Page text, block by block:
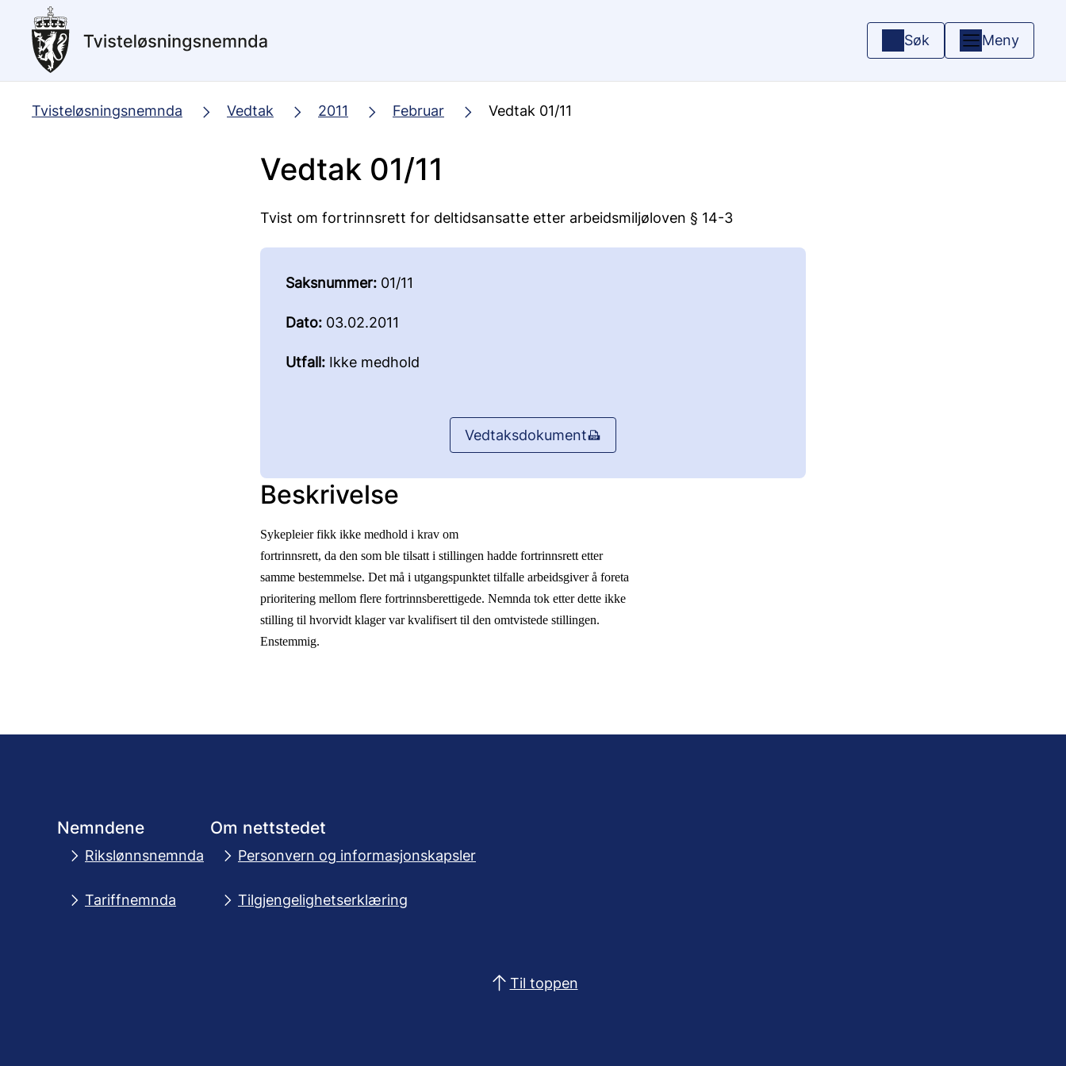
hovedinnhold
Søk Meny
Tvisteløsningsnemnda Vedtak 2011 Februar Vedtak 01/11
Vedtak 01/11
Tvist om fortrinnsrett for deltidsansatte etter arbeidsmiljøloven § 14-3
Saksnummer: 01/11
Dato: 03.02.2011
Utfall: Ikke medhold
Vedtaksdokument
Beskrivelse
Sykepleier fikk ikke medhold i krav om
fortrinnsrett, da den som ble tilsatt i stillingen hadde fortrinnsrett etter
samme bestemmelse. Det må i utgangspunktet tilfalle arbeidsgiver å foreta
prioritering mellom flere fortrinnsberettigede. Nemnda tok etter dette ikke
stilling til hvorvidt klager var kvalifisert til den omtvistede stillingen.
Enstemmig.
Nemndene
Rikslønnsnemnda
Tariffnemnda
Om nettstedet
Personvern og informasjonskapsler
Tilgjengelighetserklæring
Til toppen